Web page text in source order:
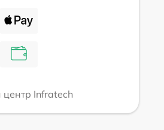
Infratech